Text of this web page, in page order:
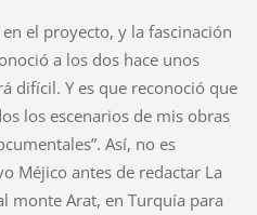
el proyecto, y la fascinación
a los dos hace unos
difícil. Y es que reconoció que
los escenarios de mis obras
Así, no es
Méjico antes de redactar La
monte Arat, en Turquía para